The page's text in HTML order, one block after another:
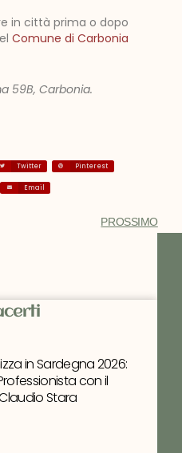
in città prima o dopo
Comune di Carbonia
59B, Carbonia.
Twitter Pinterest
Email
PROSSIMO
in Sardegna 2026:
con il
Stara